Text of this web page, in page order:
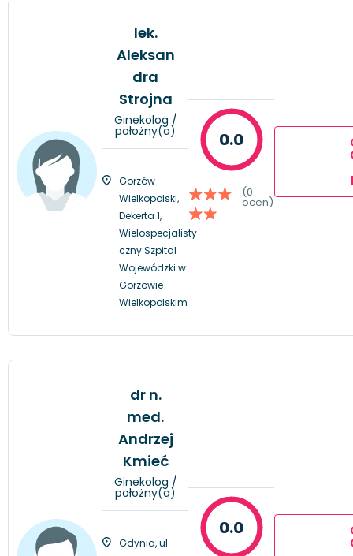
lek.
Aleksan
dra
Strojna
Ginekolog /
położny(a)
Gorzów
Wielkopolski,
Dekerta 1,
Wielospecjalisty
czny Szpital
Wojewódzki w
Gorzowie
Wielkopolskim
0.0
(0
ocen)
dr n.
med.
Andrzej
Kmieć
Ginekolog /
położny(a)
Gdynia, ul.
0.0